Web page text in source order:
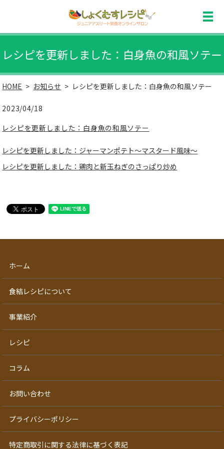
レシピを更新しました：白身魚の和風ソテー
HOME お知らせ レシピを更新しました：白身魚の和風ソテー
2023/04/18
レシピを更新しました：白身魚の和風ソテー
レシピを更新しました：ジャーマンポテト～マスタード風味～
レシピを更新しました：鶏肉と新玉ねぎのさっぱり炒め
ホーム
食結レシピについて
事業紹介
レシピ
コラム
お問い合わせ
プライバシーポリシー
特定商取引に関する法律に基づく表記